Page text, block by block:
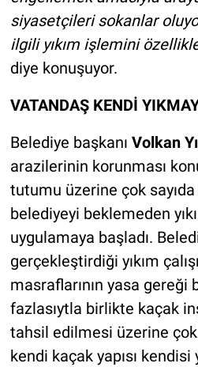
siyasetçileri sokanlar
ilgili yıkım işlemini
diye konuşuyor.
VATANDAŞ KENDİ
Belediye başkanı Volkan
arazilerinin korunması
tutumu üzerine çok
belediyeyi beklemeden
uygulamaya başladı.
gerçekleştirdiği yıkım
masraflarının yasa gereği
fazlasıytla birlikte kaçak
tahsil edilmesi üzerine
kendi kaçak yapısı kendisi